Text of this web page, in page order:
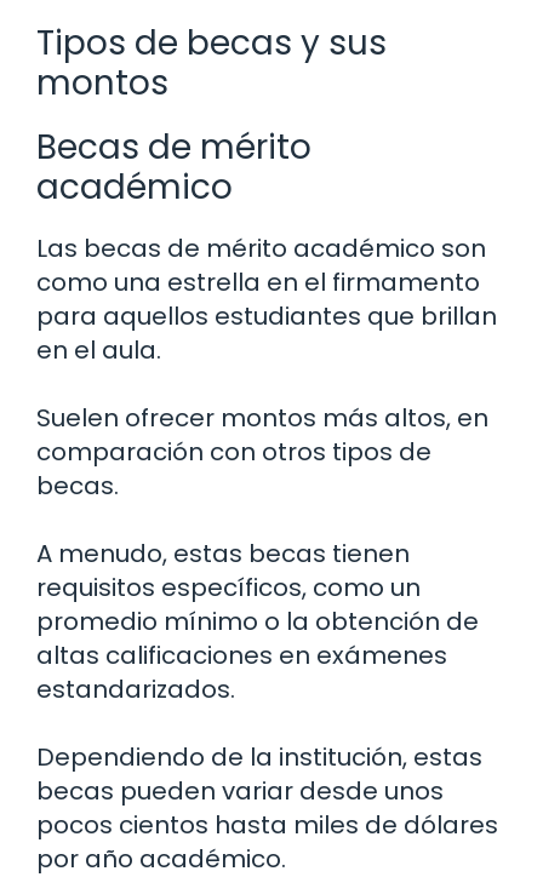
Tipos de becas y sus
montos
Becas de mérito
académico
Las becas de mérito académico son
como una estrella en el firmamento
para aquellos estudiantes que brillan
en el aula.
Suelen ofrecer montos más altos, en
comparación con otros tipos de
becas.
A menudo, estas becas tienen
requisitos específicos, como un
promedio mínimo o la obtención de
altas calificaciones en exámenes
estandarizados.
Dependiendo de la institución, estas
becas pueden variar desde unos
pocos cientos hasta miles de dólares
por año académico.